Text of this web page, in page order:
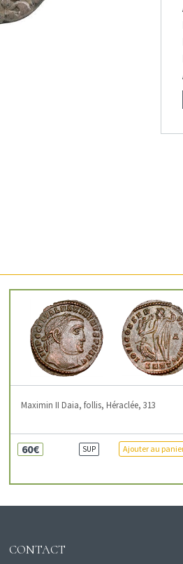
Maximin II Daia, follis, Héraclée, 313
60€ SUP Ajouter au
CONTACT